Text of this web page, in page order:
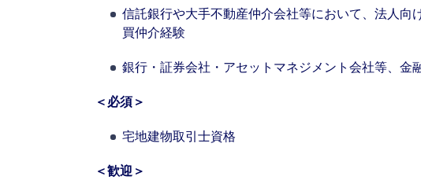
信託銀行や大手不動産仲介会社等において、法人向
買仲介経験
銀行・証券会社・アセットマネジメント会社等、金
＜必須＞
宅地建物取引士資格
＜歓迎＞
The world is